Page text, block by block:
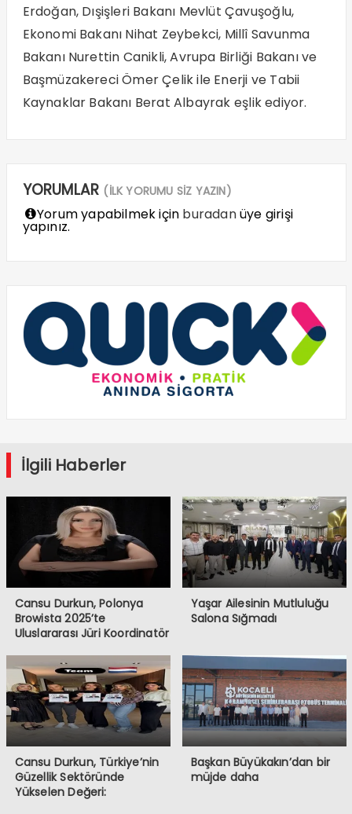
Erdoğan, Dışişleri Bakanı Mevlüt Çavuşoğlu,
Ekonomi Bakanı Nihat Zeybekci, Millî Savunma
Bakanı Nurettin Canikli, Avrupa Birliği Bakanı ve
Başmüzakereci Ömer Çelik ile Enerji ve Tabii
Kaynaklar Bakanı Berat Albayrak eşlik ediyor.
YORUMLAR (İLK YORUMU SİZ YAZIN)
Yorum yapabilmek için buradanüye girişi
yapınız.
İlgili Haberler
Cansu Durkun, Polonya
Browista 2025’te
Uluslararası Jüri Koordinatör
Yaşar Ailesinin Mutluluğu
Salona Sığmadı
Cansu Durkun, Türkiye’nin
Güzellik Sektöründe
Yükselen Değeri:
Başkan Büyükakın’dan bir
müjde daha